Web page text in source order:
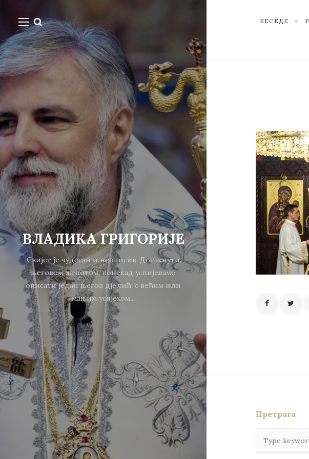
ВЛАДИКА ГРИГОРИЈЕ
Свијет је чудесан и неописив. Дотакнути
његовом љепотом, понекад успијевамо
описати један његов дјелић, с већим или
мањим успјехом...
БЕСЕДЕ
Претрага